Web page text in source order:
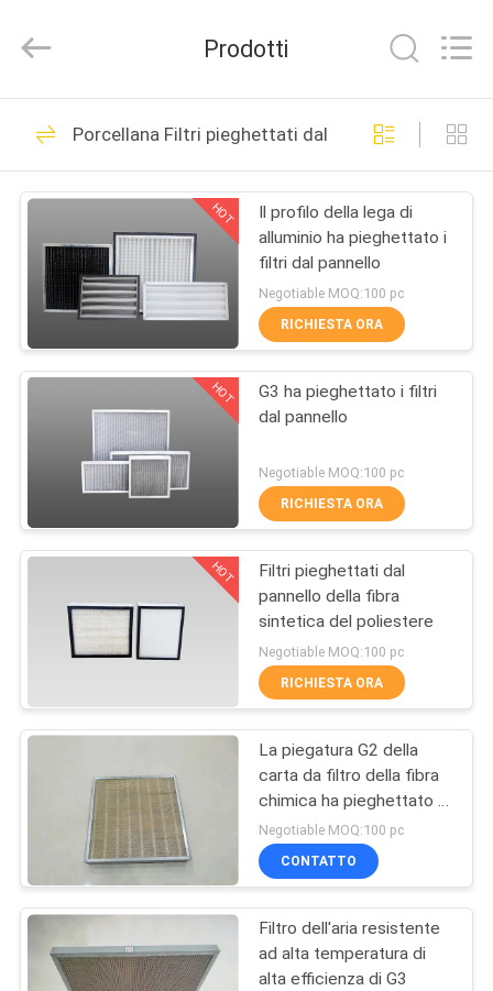
CASA
PRODOTTI
CIRCA
NOI
GIRO
FABBRICA
CONTROLLO
DI
CONTATTICI
RICHIEDA
CITAZIONE
dell'aria
fornitore.
2021
industrialairfiltercartridge.com.
Rights
Cartuccia industriale
di filtro dell'aria
19
Filtri dell'aria
dell'automobile
17
Filtri dell'aria
Filtri dalla cartuccia
del collettore di
polveri
Prodotti
Porcellana Filtri pieghettati dal pannello
HOT
Il profilo della lega di
alluminio ha pieghettato i
filtri dal pannello
Negotiable MOQ:100 pc
RICHIESTA ORA
HOT
G3 ha pieghettato i filtri
dal pannello
Negotiable MOQ:100 pc
RICHIESTA ORA
HOT
Filtri pieghettati dal
pannello della fibra
sintetica del poliestere
Negotiable MOQ:100 pc
RICHIESTA ORA
La piegatura G2 della
carta da filtro della fibra
chimica ha pieghettato i
filtri dal pannello
Negotiable MOQ:100 pc
CONTATTO
Filtro dell'aria resistente
ad alta temperatura di
alta efficienza di G3